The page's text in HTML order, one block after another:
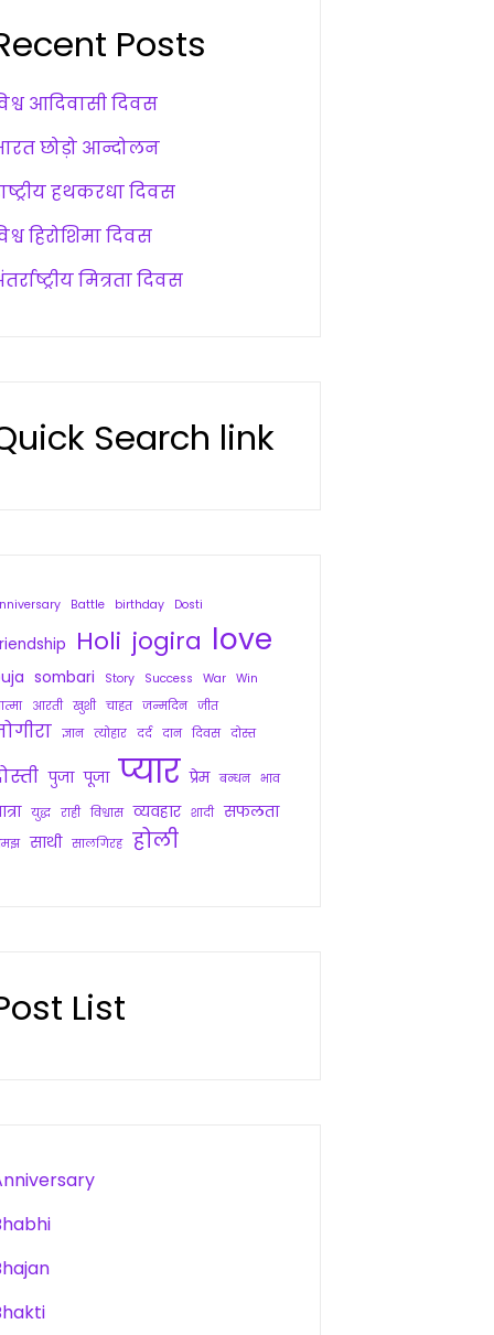
Posts
आदिवासी दिवस
छोड़ो आन्दोलन
हथकरधा दिवस
हिरोशिमा दिवस
मित्रता दिवस
Search link
Battle birthday Dosti
Holi jogira love
sombari Story Success War
Win
आरती खुशी चाहत जन्मदिन जीत
ज्ञान त्योहार दर्द दान दिवस दोस्त
पुजा पूजा प्यार प्रेम बन्धन भाव
युद्ध राही विश्वास व्यवहार शादी सफलता
साथी सालगिरह होली
List